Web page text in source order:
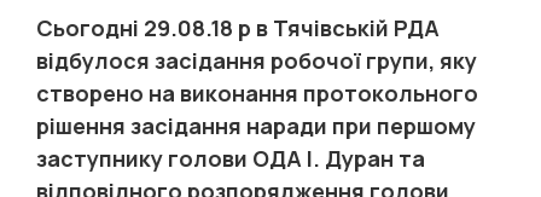
Сьогодні 29.08.18 р в Тячівській РДА
відбулося засідання робочої групи, яку
створено на виконання протокольного
рішення засідання наради при першому
заступнику голови ОДА І. Дуран та
відповідного розпорядження голови